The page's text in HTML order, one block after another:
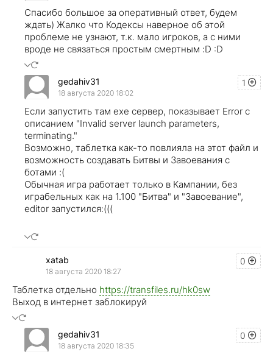
Спасибо большое за оперативный ответ, будем
ждать) Жалко что Кодексы наверное об этой
проблеме не узнают, т.к. мало игроков, а с ними
вроде не связаться простым смертным :D :D
1
gedahiv31
18 августа 2020 18:02
Если запустить там exe сервер, показывает Error с
описанием "Invalid server launch parameters,
terminating."
Возможно, таблетка как-то повлияла на этот файл и
возможность создавать Битвы и Завоевания с
ботами :(
Обычная игра работает только в Кампании, без
играбельных как на 1.100 "Битва" и "Завоевание",
editor запустился:(((
0
xatab
18 августа 2020 18:27
Таблетка отдельно ​ https://transfiles.ru/hk0sw
Выход в интернет заблокируй
0
gedahiv31
18 августа 2020 18:35